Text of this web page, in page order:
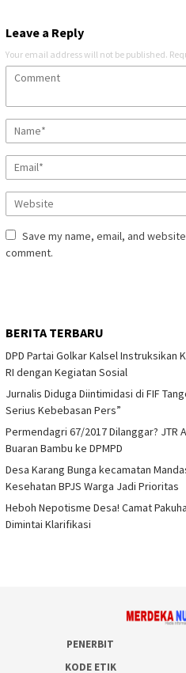
Leave a Reply
Your email address will not be published.
Save my name, email, and
comment.
BERITA TERBARU
DPD Partai Golkar Kalsel Instruksikan
RI dengan Kegiatan Sosial
Jurnalis Diduga Diintimidasi di FIF
Serius Kebebasan Pers”
Permendagri 67/2017 Dilanggar? JTR
Buaran Bambu ke DPMPD
Desa Karang Bunga kecamatan
Kesehatan BPJS Warga Jadi Prioritas
Heboh Nepotisme Desa! Camat
Dimintai Klarifikasi
PENERBIT
KODE ETIK